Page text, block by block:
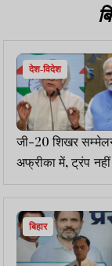
देश-विदेश
जी-20 शिखर
अफ्रीका में, ट्रंप
कांग्रेस का तंज, तब
विश्वगुरु जरूर
बिहार